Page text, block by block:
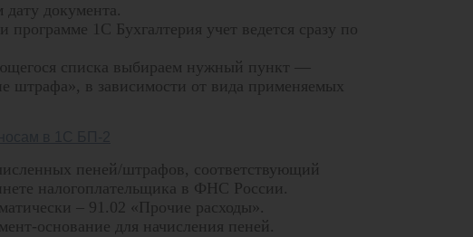
документа.
1С Бухгалтерия учет ведется сразу по
списка выбираем нужный пункт —
штрафа», в зависимости от вида применяемых
пеней/штрафов, соответствующий
налогоплательщика в ФНС России.
– 91.02 «Прочие расходы».
основание для начисления пеней.